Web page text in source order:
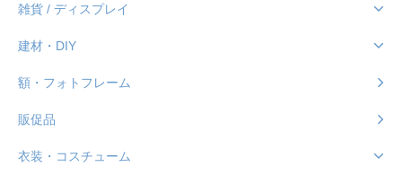
雑貨 / ディスプレイ
建材・DIY
額・フォトフレーム
販促品
衣装・コスチューム